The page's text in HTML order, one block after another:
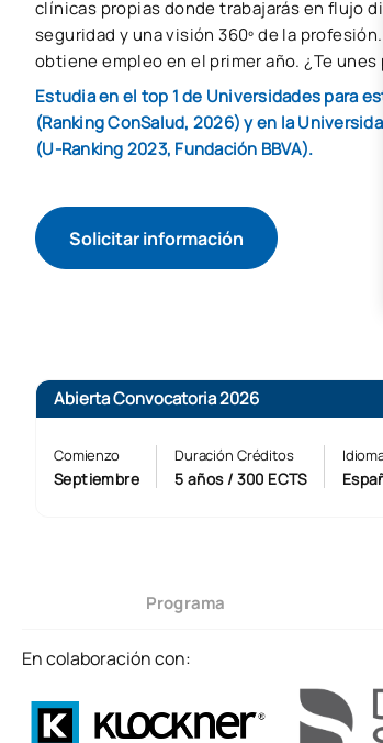
clínicas propias donde trabajarás en flujo
seguridad y una visión 360º de la
obtiene empleo en el primer año. ¿Te
Estudia en el top 1 de Universidades para
(Ranking ConSalud, 2026) y en la
(U-Ranking 2023, Fundación BBVA).
Solicitar información
Abierta Convocatoria 2026
Comienzo
Septiembre
Duración Créditos
5 años / 300 ECTS
Programa
En colaboración con: